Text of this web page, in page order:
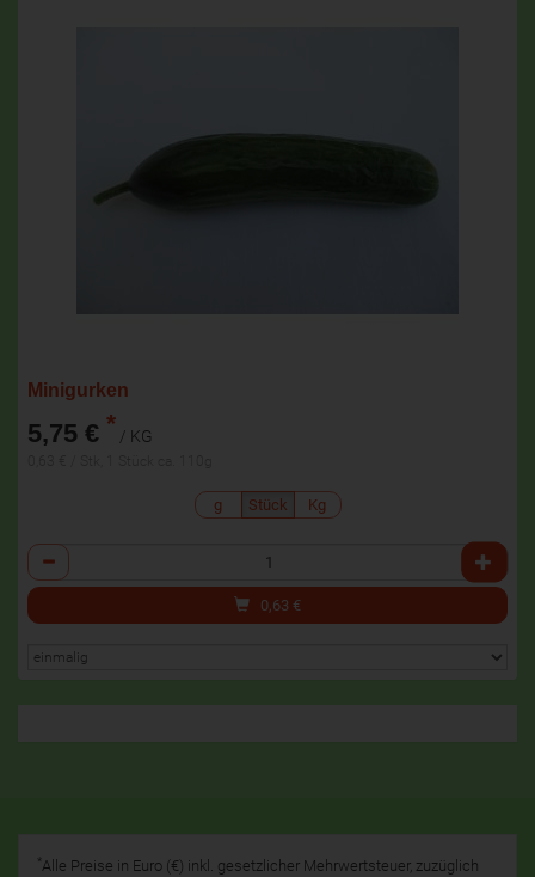
Minigurken
5,75 € * / KG
g Stück Kg
Anzahl
0,63 €
*Alle Preise in Euro (€) inkl. gesetzlicher Mehrwertsteuer, zuzüglich